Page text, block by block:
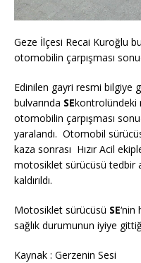
Geze İlçesi Recai Kuroğlu
otomobilin çarpışması
Edinilen gayri resmi bilgiye
bulvarında SEkontrolündeki
otomobilin çarpışması
yaralandı. Otomobil
kaza sonrası Hızır Acil
motosiklet sürücüsü tedbir
kaldırıldı.
Motosiklet sürücüsü SE‘nin
sağlık durumunun iyiye
Kaynak : Gerzenin Sesi